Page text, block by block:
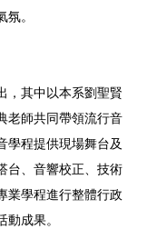
。
，其中以本系劉聖賢
老師共同帶領流行音
學程提供現場舞台及
台、音響校正、技術
業學程進行整體行政
成果。